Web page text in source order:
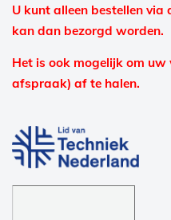
U kunt alleen bestellen
kan dan bezorgd worden.
Het is ook mogelijk om
afspraak) af te halen.